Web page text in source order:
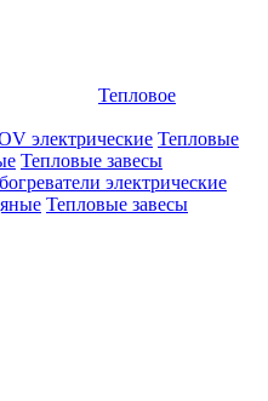
Тепловое
электрические Тепловые
Тепловые завесы
электрические
Тепловые завесы